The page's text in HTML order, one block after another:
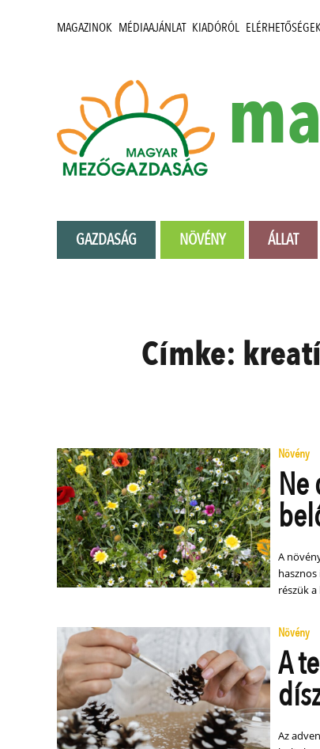
MAGAZINOK MÉDIAAJÁNLAT KIADÓRÓL
GAZDASÁG NÖVÉNY ÁLLAT
Címke:
Növény
A növényekből számos kreatív dolgot
részük
Növény
A
Az